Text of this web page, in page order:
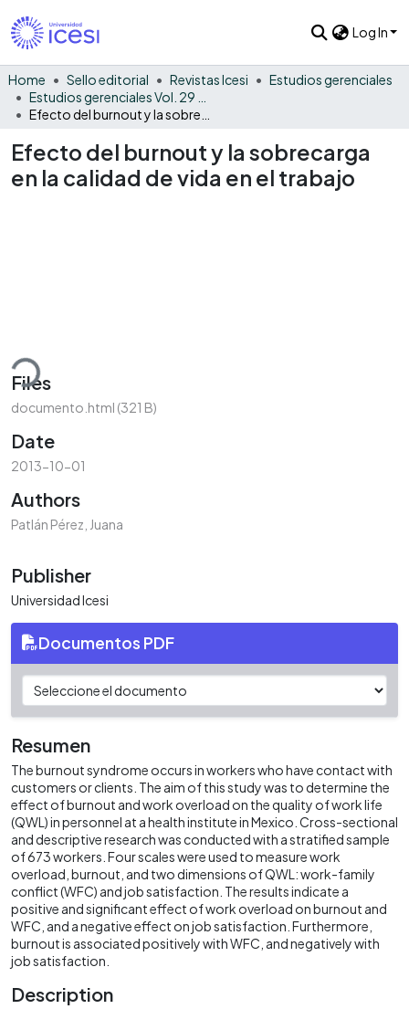
Log In
Home Sello editorial Revistas Icesi
Estudios gerenciales
Efecto del burnout y la sobrecarga
en la calidad de vida en el trabajo
Files
documento.html (321 B)
Date
2013-10-01
Authors
Patlán Pérez, Juana
Publisher
Universidad Icesi
Documentos PDF
Resumen
The burnout syndrome occurs in workers who have contact with
customers or clients. The aim of this study was to determine the
effect of burnout and work overload on the quality of work life
(QWL) in personnel at a health institute in Mexico. Cross-sectional
and descriptive research was conducted with a stratified sample
of 673 workers. Four scales were used to measure work
overload, burnout, and two dimensions of QWL: work-family
conflict (WFC) and job satisfaction. The results indicate a
positive and significant effect of work overload on burnout and
WFC, and a negative effect on job satisfaction. Furthermore,
burnout is associated positively with WFC, and negatively with
job satisfaction.
Description